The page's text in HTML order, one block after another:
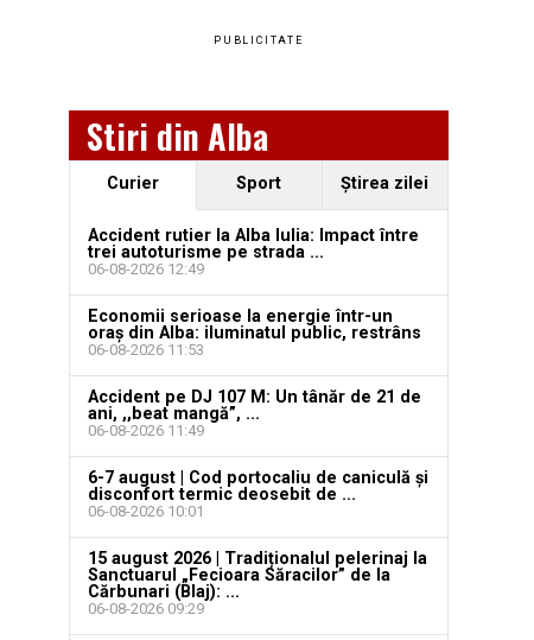
PUBLICITATE
Stiri din Alba
Curier Sport Ştirea zilei
Accident rutier la Alba Iulia: Impact între
trei autoturisme pe strada ...
06-08-2026 12:49
Economii serioase la energie într-un
oraș din Alba: iluminatul public, restrâns
06-08-2026 11:53
Accident pe DJ 107 M: Un tânăr de 21 de
ani, ,,beat mangă”, ...
06-08-2026 11:49
6-7 august | Cod portocaliu de caniculă și
disconfort termic deosebit de ...
06-08-2026 10:01
15 august 2026 | Tradiționalul pelerinaj la
Sanctuarul „Fecioara Săracilor” de la
Cărbunari (Blaj): ...
06-08-2026 09:29